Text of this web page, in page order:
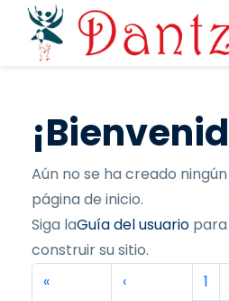
Pasar al contenido principal
Aún no se ha creado
página de inicio.
Siga laGuía del usuario
construir su sitio.
Paginación
Primera página
«
Página anterior
‹
1